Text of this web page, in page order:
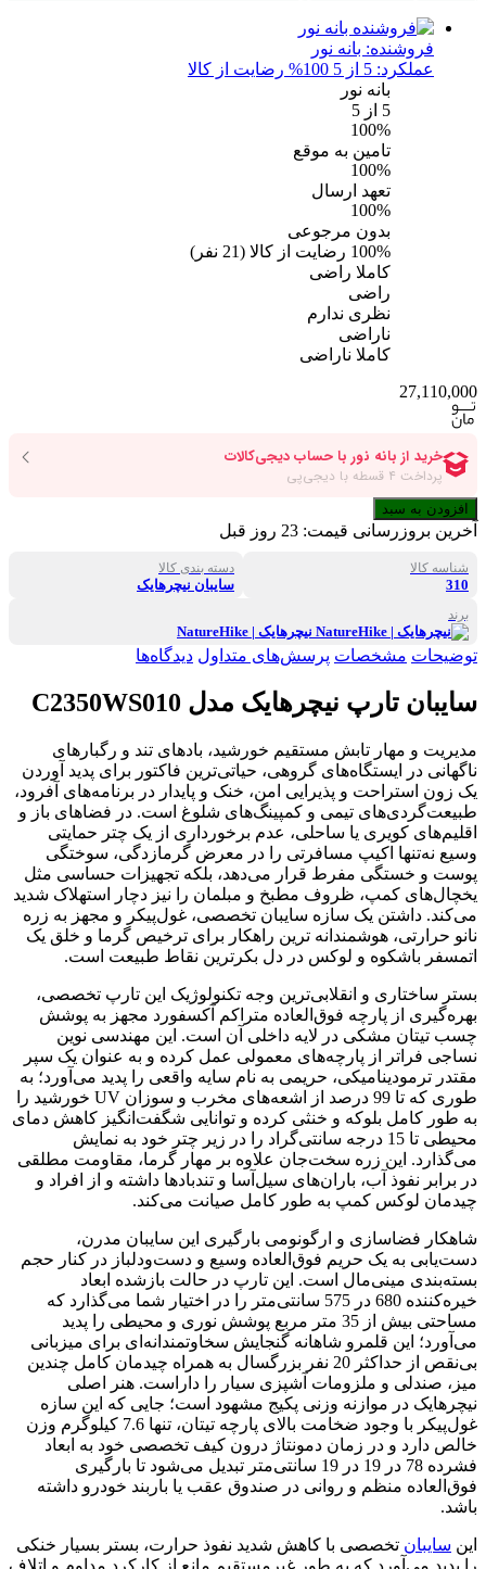
فروشنده: بانه نور
عملکرد: 5 از 5
100% رضایت از کالا
بانه نور
5 از 5
100%
تامین به موقع
100%
تعهد ارسال
100%
بدون مرجوعی
100% رضایت از کالا (
21 نفر)
کاملا راضی
راضی
نظری ندارم
ناراضی
کاملا ناراضی
27,110,000
افزودن به سبد
آخرین بروزرسانی قیمت: 23 روز قبل
شناسه کالا
310
دسته بندی کالا
سایبان نیچرهایک
برند
نیچرهایک | NatureHike
توضیحات مشخصات پرسش‌های متداول دیدگاه‌ها
سایبان تارپ نیچرهایک مدل C2350WS010
مدیریت و مهار تابش مستقیم خورشید، بادهای تند و رگبارهای
ناگهانی در ایستگاه‌های گروهی، حیاتی‌ترین فاکتور برای پدید آوردن
یک زون استراحت و پذیرایی امن، خنک و پایدار در برنامه‌های آفرود،
طبیعت‌گردی‌های تیمی و کمپینگ‌های شلوغ است. در فضاهای باز و
اقلیم‌های کویری یا ساحلی، عدم برخورداری از یک چتر حمایتی
وسیع نه‌تنها اکیپ مسافرتی را در معرض گرمازدگی، سوختگی
پوست و خستگی مفرط قرار می‌دهد، بلکه تجهیزات حساسی مثل
یخچال‌های کمپ، ظروف مطبخ و مبلمان را نیز دچار استهلاک شدید
می‌کند. داشتن یک سازه سایبان تخصصی، غول‌پیکر و مجهز به زره
نانو حرارتی، هوشمندانه ترین راهکار برای ترخیص گرما و خلق یک
اتمسفر باشکوه و لوکس در دل بکرترین نقاط طبیعت است.
بستر ساختاری و انقلابی‌ترین وجه تکنولوژیک این تارپ تخصصی،
بهره‌گیری از پارچه فوق‌العاده متراکم آکسفورد مجهز به پوشش
چسب تیتان مشکی در لایه داخلی آن است. این مهندسی نوین
نساجی فراتر از پارچه‌های معمولی عمل کرده و به عنوان یک سپر
مقتدر ترمودینامیکی، حریمی به نام سایه واقعی را پدید می‌آورد؛ به
طوری که تا 99 درصد از اشعه‌های مخرب و سوزان UV خورشید را
به طور کامل بلوکه و خنثی کرده و توانایی شگفت‌انگیز کاهش دمای
محیطی تا 15 درجه سانتی‌گراد را در زیر چتر خود به نمایش
می‌گذارد. این زره سخت‌جان علاوه بر مهار گرما، مقاومت مطلقی
در برابر نفوذ آب، باران‌های سیل‌آسا و تندبادها داشته و از افراد و
چیدمان لوکس کمپ به طور کامل صیانت می‌کند.
شاهکار فضاسازی و ارگونومی بارگیری این سایبان مدرن،
دست‌یابی به یک حریم فوق‌العاده وسیع و دست‌ودلباز در کنار حجم
بسته‌بندی مینی‌مال است. این تارپ در حالت بازشده ابعاد
خیره‌کننده 680 در 575 سانتی‌متر را در اختیار شما می‌گذارد که
مساحتی بیش از 35 متر مربع پوشش نوری و محیطی را پدید
می‌آورد؛ این قلمرو شاهانه گنجایش سخاوتمندانه‌ای برای میزبانی
بی‌نقص از حداکثر 20 نفر بزرگسال به همراه چیدمان کامل چندین
میز، صندلی و ملزومات آشپزی سیار را داراست. هنر اصلی
نیچرهایک در موازنه وزنی پکیج مشهود است؛ جایی که این سازه
غول‌پیکر با وجود ضخامت بالای پارچه تیتان، تنها 7.6 کیلوگرم وزن
خالص دارد و در زمان دمونتاژ درون کیف تخصصی خود به ابعاد
فشرده 78 در 19 در 19 سانتی‌متر تبدیل می‌شود تا بارگیری
فوق‌العاده منظم و روانی در صندوق عقب یا باربند خودرو داشته
باشد.
این سایبان تخصصی با کاهش شدید نفوذ حرارت، بستر بسیار خنکی
را پدید می‌آورد که به طور غیرمستقیم مانع از کارکرد مداوم و اتلاف